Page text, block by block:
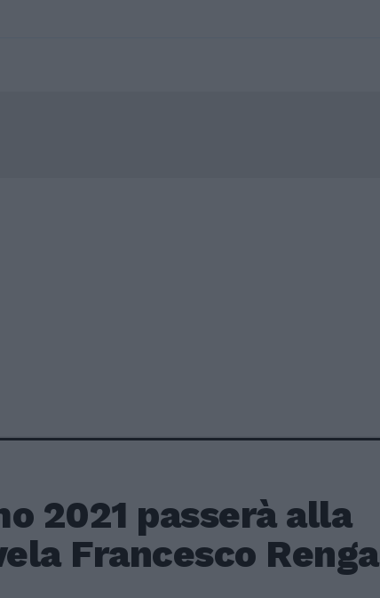
2021 passerà alla
Francesco Renga